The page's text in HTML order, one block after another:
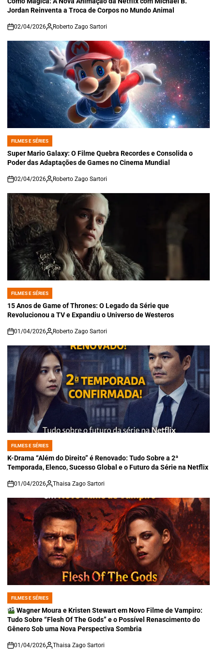
Jordan Reinventa a Troca de Corpos no Mundo Animal
on
02/04/2026 Roberto Zago Sartori
POSTED
IN
FILMES E SÉRIES
Super Mario Galaxy: O Filme Quebra Recordes e Consolida o
Poder das Adaptações de Games no Cinema Mundial
on
02/04/2026 Roberto Zago Sartori
POSTED
IN
FILMES E SÉRIES
15 Anos de Game of Thrones: O Legado da Série que
Revolucionou a TV e Expandiu o Universo de Westeros
on
01/04/2026 Roberto Zago Sartori
POSTED
IN
FILMES E SÉRIES
K-Drama “Além do Direito” é Renovado: Tudo Sobre a 2ª
Temporada, Elenco, Sucesso Global e o Futuro da Série na Netflix
on
01/04/2026 Thaisa Zago Sartori
POSTED
IN
FILMES E SÉRIES
Wagner Moura e Kristen Stewart em Novo Filme de Vampiro:
Tudo Sobre “Flesh Of The Gods” e o Possível Renascimento do
Gênero Sob uma Nova Perspectiva Sombria
on
01/04/2026 Thaisa Zago Sartori